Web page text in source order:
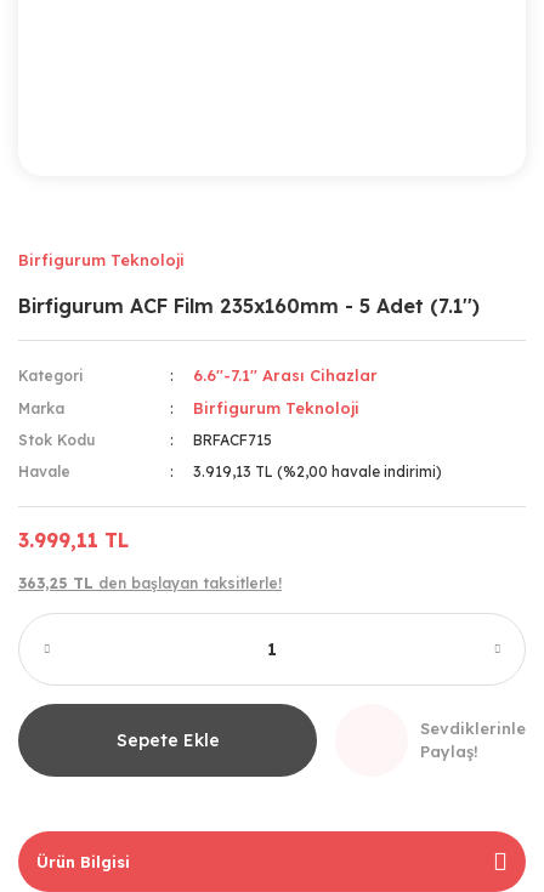
Birfigurum Teknoloji
Birfigurum ACF Film 235x160mm - 5 Adet (7.1'')
Kategori 6.6''-7.1'' Arası Cihazlar
Marka Birfigurum Teknoloji
Stok Kodu
BRFACF715
Havale
3.919,13 TL (%2,00 havale indirimi)
3.999,11 TL
363,25 TL den başlayan taksitlerle!
Sepete Ekle
Sevdiklerinle
Paylaş!
Ürün Bilgisi